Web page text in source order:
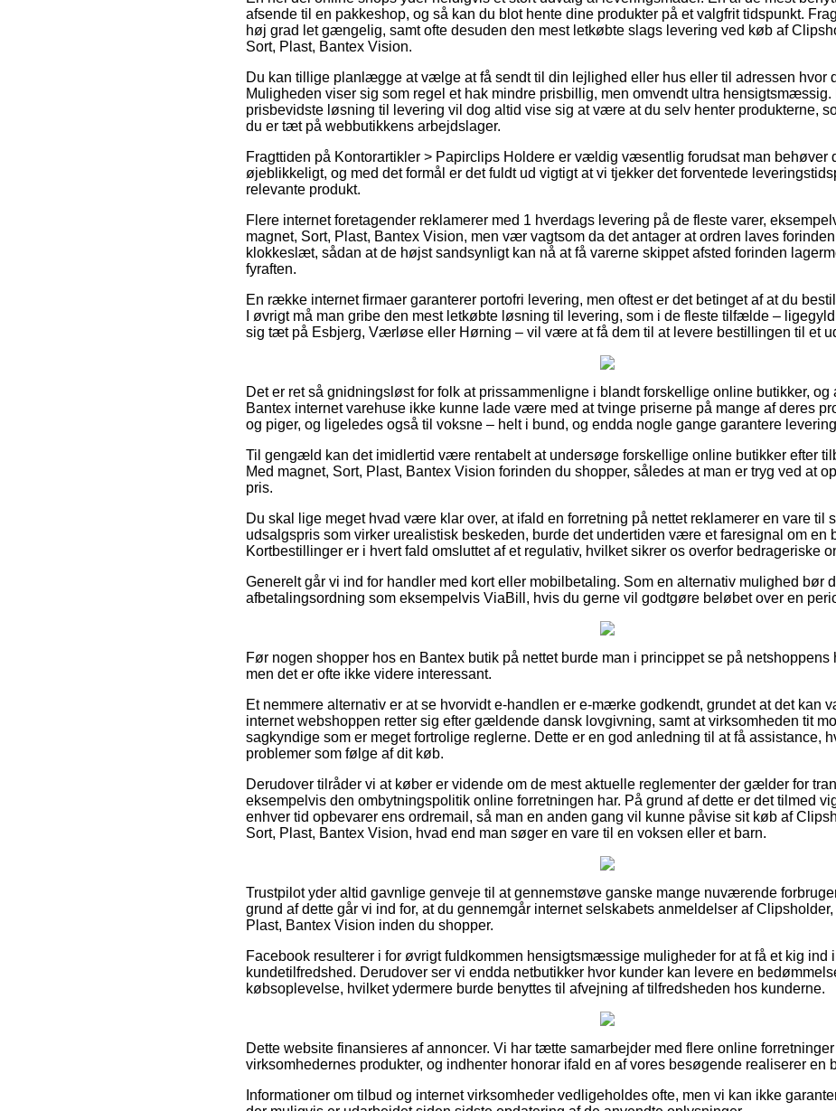
afsende til en pakkeshop, og så kan du blot hente dine produkter på et valgfrit tidspunkt.
høj grad let gængelig, samt ofte desuden den mest letkøbte slags levering ved køb af
Sort, Plast, Bantex Vision.
Du kan tillige planlægge at vælge at få sendt til din lejlighed eller hus eller til adressen hvor
Muligheden viser sig som regel et hak mindre prisbillig, men omvendt ultra hensigtsmæssig.
prisbevidste løsning til levering vil dog altid vise sig at være at du selv henter produkterne,
du er tæt på webbutikkens arbejdslager.
Fragttiden på Kontorartikler > Papirclips Holdere er vældig væsentlig forudsat man behøver
øjeblikkeligt, og med det formål er det fuldt ud vigtigt at vi tjekker det forventede
relevante produkt.
Flere internet foretagender reklamerer med 1 hverdags levering på de fleste varer,
magnet, Sort, Plast, Bantex Vision, men vær vagtsom da det antager at ordren laves
klokkeslæt, sådan at de højst sandsynligt kan nå at få varerne skippet afsted forinden
fyraften.
En række internet firmaer garanterer portofri levering, men oftest er det betinget af at du
I øvrigt må man gribe den mest letkøbte løsning til levering, som i de fleste tilfælde –
sig tæt på Esbjerg, Værløse eller Hørning – vil være at få dem til at levere bestillingen til et
Det er ret så gnidningsløst for folk at prissammenligne i blandt forskellige online butikker, og
Bantex internet varehuse ikke kunne lade være med at tvinge priserne på mange af deres
og piger, og ligeledes også til voksne – helt i bund, og endda nogle gange garantere
Til gengæld kan det imidlertid være rentabelt at undersøge forskellige online butikker efter
Med magnet, Sort, Plast, Bantex Vision forinden du shopper, således at man er tryg ved at
pris.
Du skal lige meget hvad være klar over, at ifald en forretning på nettet reklamerer en vare til
udsalgspris som virker urealistisk beskeden, burde det undertiden være et faresignal om en
Kortbestillinger er i hvert fald omsluttet af et regulativ, hvilket sikrer os overfor bedrageriske
Generelt går vi ind for handler med kort eller mobilbetaling. Som en alternativ mulighed bør
afbetalingsordning som eksempelvis ViaBill, hvis du gerne vil godtgøre beløbet over en
Før nogen shopper hos en Bantex butik på nettet burde man i princippet se på netshoppens
men det er ofte ikke videre interessant.
Et nemmere alternativ er at se hvorvidt e-handlen er e-mærke godkendt, grundet at det kan
internet webshoppen retter sig efter gældende dansk lovgivning, samt at virksomheden tit
sagkyndige som er meget fortrolige reglerne. Dette er en god anledning til at få assistance,
problemer som følge af dit køb.
Derudover tilråder vi at køber er vidende om de mest aktuelle reglementer der gælder for
eksempelvis den ombytningspolitik online forretningen har. På grund af dette er det tilmed
enhver tid opbevarer ens ordremail, så man en anden gang vil kunne påvise sit køb af
Sort, Plast, Bantex Vision, hvad end man søger en vare til en voksen eller et barn.
Trustpilot yder altid gavnlige genveje til at gennemstøve ganske mange nuværende
grund af dette går vi ind for, at du gennemgår internet selskabets anmeldelser af
Plast, Bantex Vision inden du shopper.
Facebook resulterer i for øvrigt fuldkommen hensigtsmæssige muligheder for at få et kig ind
kundetilfredshed. Derudover ser vi endda netbutikker hvor kunder kan levere en
købsoplevelse, hvilket ydermere burde benyttes til afvejning af tilfredsheden hos kunderne.
Dette website finansieres af annoncer. Vi har tætte samarbejder med flere online
virksomhedernes produkter, og indhenter honorar ifald en af vores besøgende realiserer en
Informationer om tilbud og internet virksomheder vedligeholdes ofte, men vi kan ikke